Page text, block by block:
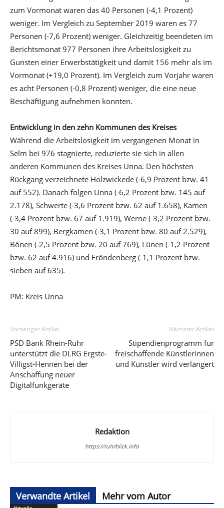
zum Vormonat waren das 40 Personen (-4,1 Prozent)
weniger. Im Vergleich zu September 2019 waren es 77
Personen (-7,6 Prozent) weniger. Gleichzeitig beendeten im
Berichtsmonat 977 Personen ihre Arbeitslosigkeit zu
Gunsten einer Erwerbstätigkeit und damit 156 mehr als im
Vormonat (+19,0 Prozent). Im Vergleich zum Vorjahr waren
es acht Personen (-0,8 Prozent) weniger, die eine neue
Beschäftigung aufnehmen konnten.
Entwicklung in den zehn Kommunen des Kreises
Während die Arbeitslosigkeit im vergangenen Monat in
Selm bei 976 stagnierte, reduzierte sie sich in allen
anderen Kommunen des Kreises Unna. Den höchsten
Rückgang verzeichnete Holzwickede (-6,9 Prozent bzw. 41
auf 552). Danach folgen Unna (-6,2 Prozent bzw. 145 auf
2.178), Schwerte (-3,6 Prozent bzw. 62 auf 1.658), Kamen
(-3,4 Prozent bzw. 67 auf 1.919), Werne (-3,2 Prozent bzw.
30 auf 899), Bergkamen (-3,1 Prozent bzw. 80 auf 2.529),
Bönen (-2,5 Prozent bzw. 20 auf 769), Lünen (-1,2 Prozent
bzw. 62 auf 4.916) und Fröndenberg (-1,1 Prozent bzw.
sieben auf 635).
PM: Kreis Unna
Vorheriger Artikel
PSD Bank Rhein-Ruhr
unterstützt die DLRG Ergste-
Villigst-Hennen bei der
Anschaffung neuer
Digitalfunkgeräte
Nächster Artikel
Stipendienprogramm für
freischaffende Künstlerinnen
und Künstler wird verlängert
Redaktion
https://ruhrblick.info
Verwandte Artikel Mehr vom Autor